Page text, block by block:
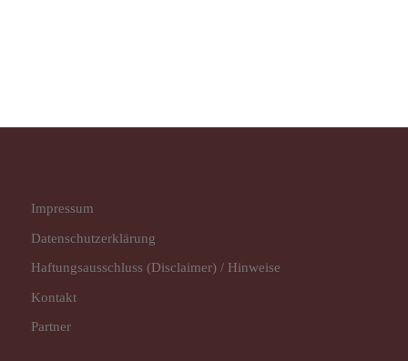
Impressum
Datenschutz­erklärung
Haftungsausschluss (Disclaimer) / Hinweise
Kontakt
Partner